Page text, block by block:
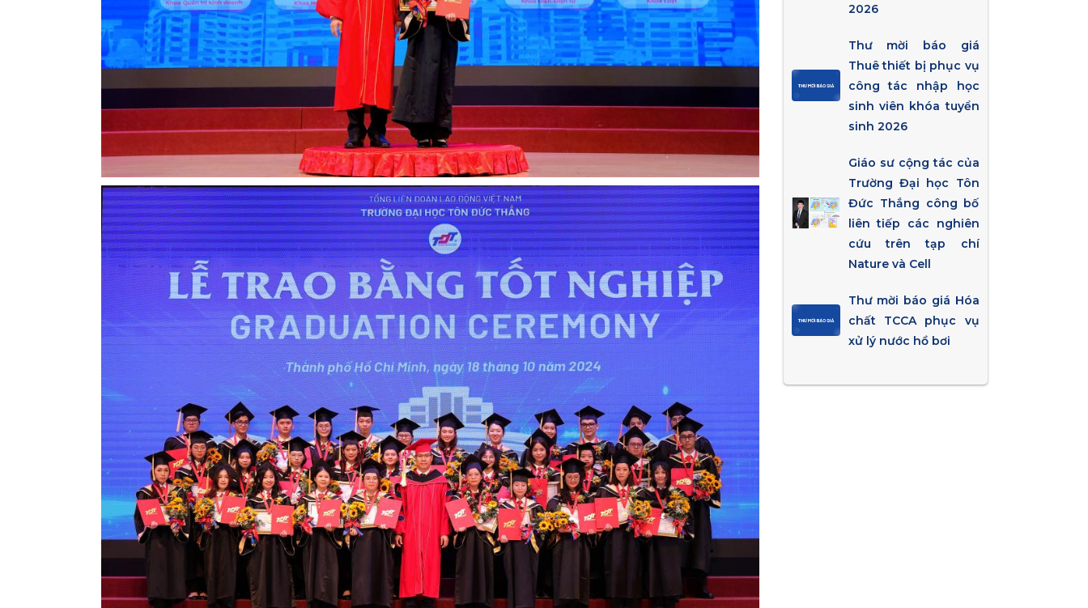
2026
Thư mời báo giá
Thuê thiết bị phục vụ
công tác nhập học
sinh viên khóa tuyển
sinh 2026
Giáo sư cộng tác của
Trường Đại học Tôn
Đức Thắng công bố
liên tiếp các nghiên
cứu trên tạp chí
Nature và Cell
Thư mời báo giá Hóa
chất TCCA phục vụ
xử lý nước hồ bơi